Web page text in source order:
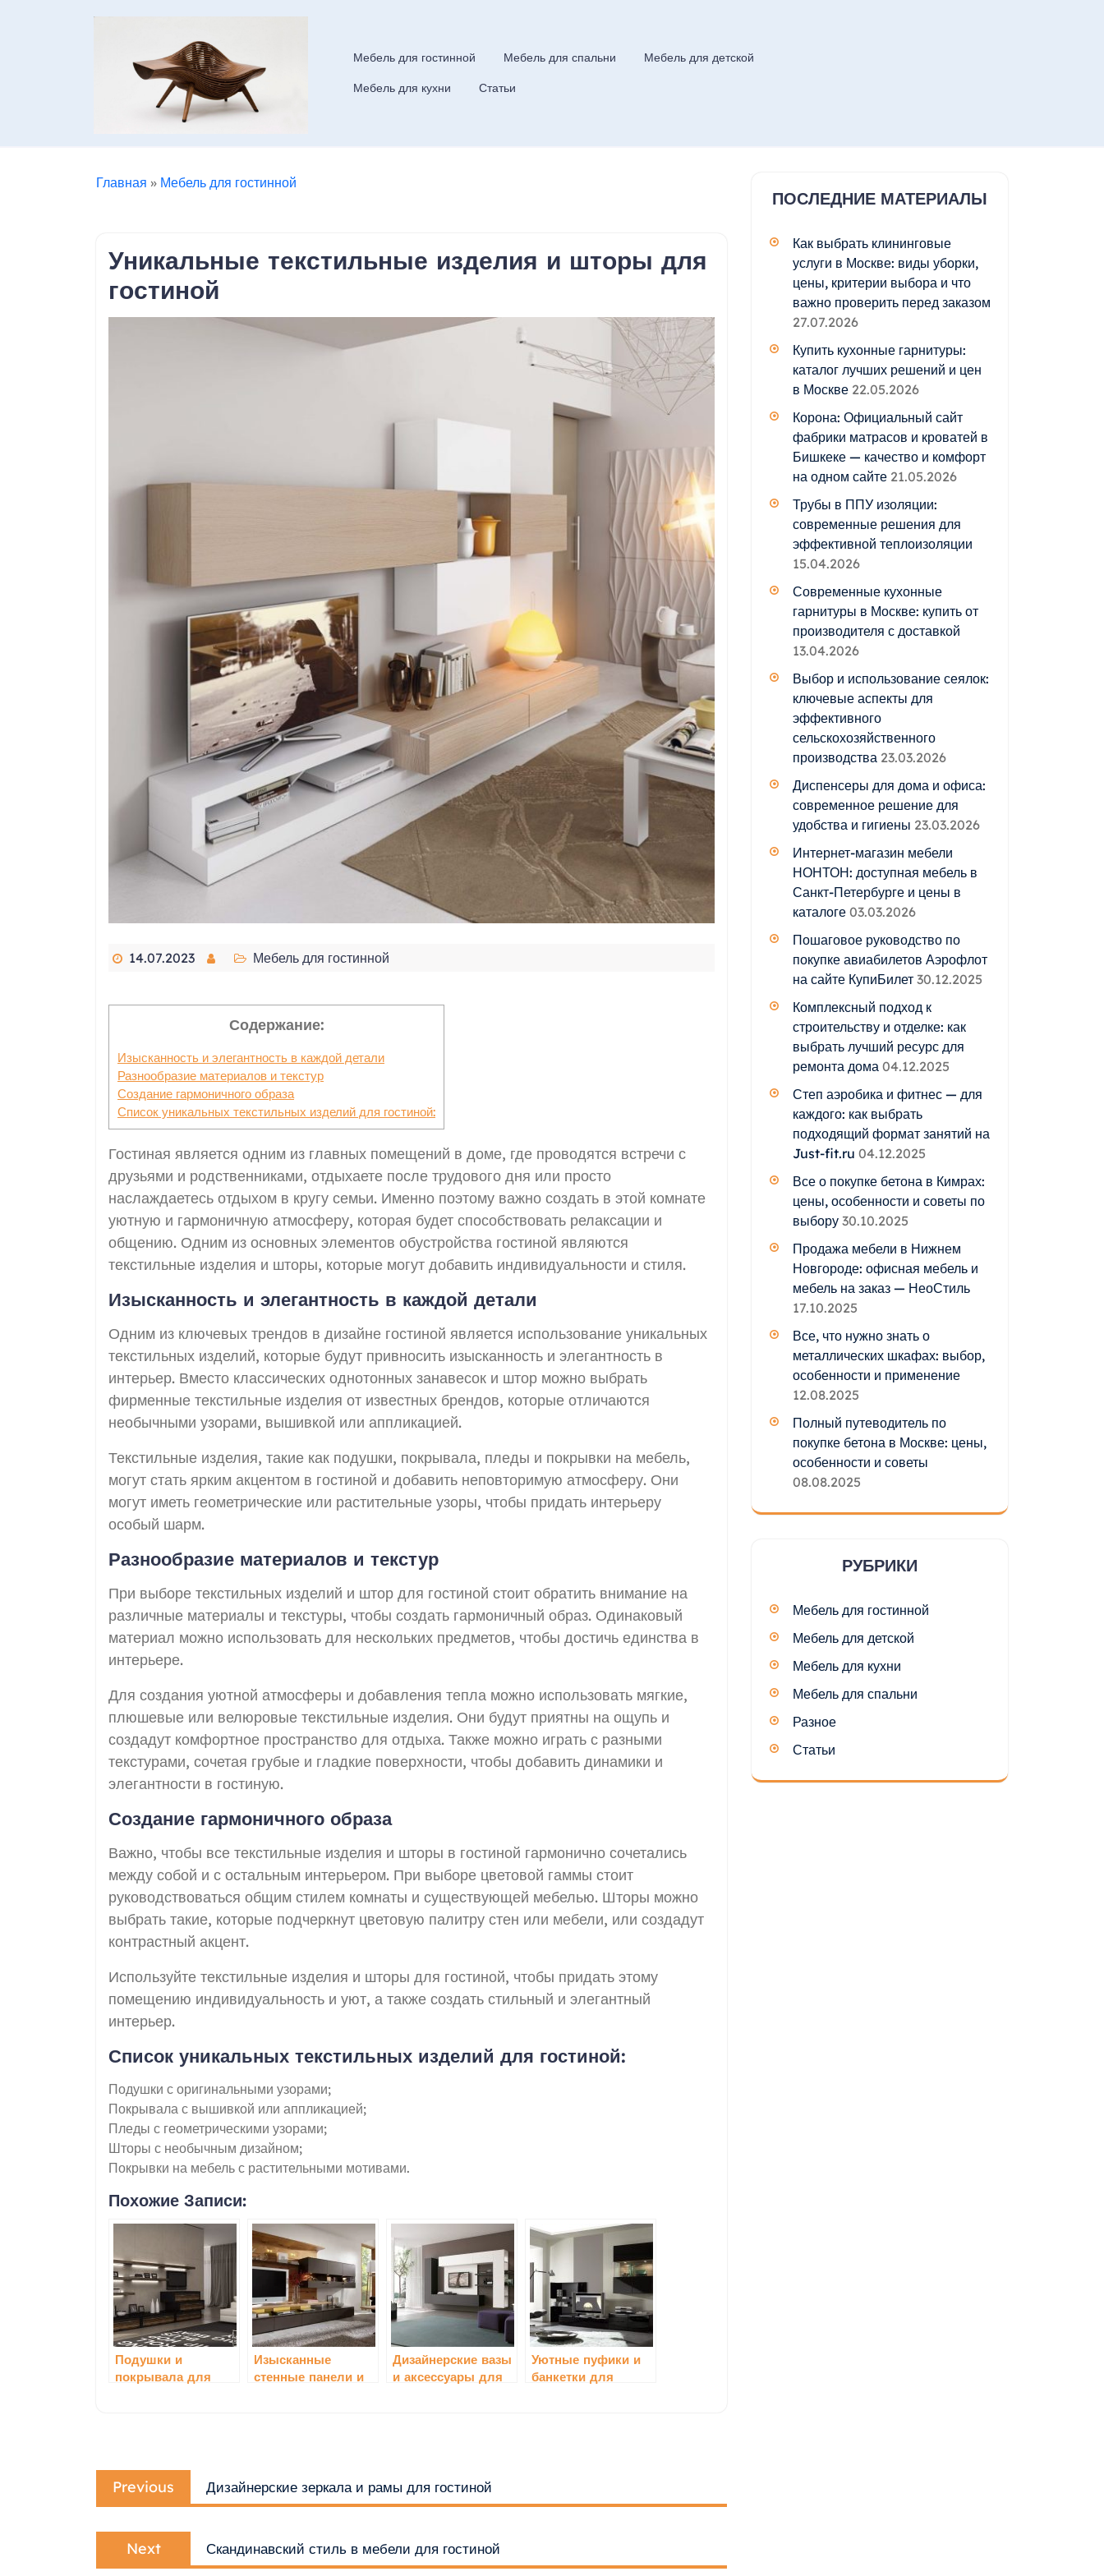
Мебель для гостинной Мебель для спальни Мебель для детской
Мебель для кухни Статьи
Главная » Мебель для гостинной
Уникальные текстильные изделия и шторы для
гостиной
14.07.2023 Мебель для гостинной
Содержание:
Изысканность и элегантность в каждой детали
Разнообразие материалов и текстур
Создание гармоничного образа
Список уникальных текстильных изделий для гостиной:
Гостиная является одним из главных помещений в доме, где проводятся встречи с
друзьями и родственниками, отдыхаете после трудового дня или просто
наслаждаетесь отдыхом в кругу семьи. Именно поэтому важно создать в этой комнате
уютную и гармоничную атмосферу, которая будет способствовать релаксации и
общению. Одним из основных элементов обустройства гостиной являются
текстильные изделия и шторы, которые могут добавить индивидуальности и стиля.
Изысканность и элегантность в каждой детали
Одним из ключевых трендов в дизайне гостиной является использование уникальных
текстильных изделий, которые будут привносить изысканность и элегантность в
интерьер. Вместо классических однотонных занавесок и штор можно выбрать
фирменные текстильные изделия от известных брендов, которые отличаются
необычными узорами, вышивкой или аппликацией.
Текстильные изделия, такие как подушки, покрывала, пледы и покрывки на мебель,
могут стать ярким акцентом в гостиной и добавить неповторимую атмосферу. Они
могут иметь геометрические или растительные узоры, чтобы придать интерьеру
особый шарм.
Разнообразие материалов и текстур
При выборе текстильных изделий и штор для гостиной стоит обратить внимание на
различные материалы и текстуры, чтобы создать гармоничный образ. Одинаковый
материал можно использовать для нескольких предметов, чтобы достичь единства в
интерьере.
Для создания уютной атмосферы и добавления тепла можно использовать мягкие,
плюшевые или велюровые текстильные изделия. Они будут приятны на ощупь и
создадут комфортное пространство для отдыха. Также можно играть с разными
текстурами, сочетая грубые и гладкие поверхности, чтобы добавить динамики и
элегантности в гостиную.
Создание гармоничного образа
Важно, чтобы все текстильные изделия и шторы в гостиной гармонично сочетались
между собой и с остальным интерьером. При выборе цветовой гаммы стоит
руководствоваться общим стилем комнаты и существующей мебелью. Шторы можно
выбрать такие, которые подчеркнут цветовую палитру стен или мебели, или создадут
контрастный акцент.
Используйте текстильные изделия и шторы для гостиной, чтобы придать этому
помещению индивидуальность и уют, а также создать стильный и элегантный
интерьер.
Список уникальных текстильных изделий для гостиной:
Подушки с оригинальными узорами;
Покрывала с вышивкой или аппликацией;
Пледы с геометрическими узорами;
Шторы с необычным дизайном;
Покрывки на мебель с растительными мотивами.
Похожие Записи:
Подушки и
покрывала для
Изысканные
стенные панели и
Дизайнерские вазы
и аксессуары для
Уютные пуфики и
банкетки для
Навигация
по
записям
Previous
Previous
post:
Дизайнерские зеркала и рамы для гостиной
Next
Next
post:
Скандинавский стиль в мебели для гостиной
ПОСЛЕДНИЕ МАТЕРИАЛЫ
Как выбрать клининговые
услуги в Москве: виды уборки,
цены, критерии выбора и что
важно проверить перед заказом
27.07.2026
Купить кухонные гарнитуры:
каталог лучших решений и цен
в Москве 22.05.2026
Корона: Официальный сайт
фабрики матрасов и кроватей в
Бишкеке — качество и комфорт
на одном сайте 21.05.2026
Трубы в ППУ изоляции:
современные решения для
эффективной теплоизоляции
15.04.2026
Современные кухонные
гарнитуры в Москве: купить от
производителя с доставкой
13.04.2026
Выбор и использование сеялок:
ключевые аспекты для
эффективного
сельскохозяйственного
производства 23.03.2026
Диспенсеры для дома и офиса:
современное решение для
удобства и гигиены 23.03.2026
Интернет-магазин мебели
НОНТОН: доступная мебель в
Санкт-Петербурге и цены в
каталоге 03.03.2026
Пошаговое руководство по
покупке авиабилетов Аэрофлот
на сайте КупиБилет 30.12.2025
Комплексный подход к
строительству и отделке: как
выбрать лучший ресурс для
ремонта дома 04.12.2025
Степ аэробика и фитнес — для
каждого: как выбрать
подходящий формат занятий на
Just-fit.ru 04.12.2025
Все о покупке бетона в Кимрах:
цены, особенности и советы по
выбору 30.10.2025
Продажа мебели в Нижнем
Новгороде: офисная мебель и
мебель на заказ — НеоСтиль
17.10.2025
Все, что нужно знать о
металлических шкафах: выбор,
особенности и применение
12.08.2025
Полный путеводитель по
покупке бетона в Москве: цены,
особенности и советы
08.08.2025
РУБРИКИ
Мебель для гостинной
Мебель для детской
Мебель для кухни
Мебель для спальни
Разное
Статьи